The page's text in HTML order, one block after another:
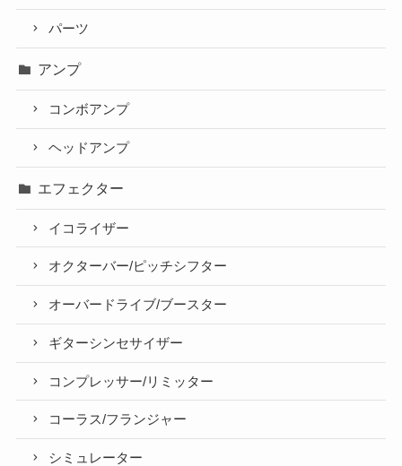
パーツ
アンプ
コンボアンプ
ヘッドアンプ
エフェクター
イコライザー
オクターバー/ピッチシフター
オーバードライブ/ブースター
ギターシンセサイザー
コンプレッサー/リミッター
コーラス/フランジャー
シミュレーター